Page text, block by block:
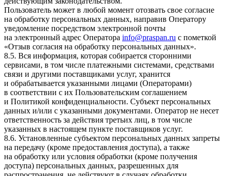
Пользователь может в любой момент отозвать свое согласие
на обработку персональных данных, направив Оператору
уведомление посредством электронной почты
на электронный адрес Оператора info@praspan.ru с пометкой
«Отзыв согласия на обработку персональных данных».
8.5. Вся информация, которая собирается сторонними
сервисами, в том числе платежными системами, средствами
связи и другими поставщиками услуг, хранится
и обрабатывается указанными лицами (Операторами)
в соответствии с их Пользовательским соглашением
и Политикой конфиденциальности. Субъект персональных
данных и/или с указанными документами. Оператор не несет
ответственность за действия третьих лиц, в том числе
указанных в настоящем пункте поставщиков услуг.
8.6. Установленные субъектом персональных данных запреты
на передачу (кроме предоставления доступа), а также
на обработку или условия обработки (кроме получения
доступа) персональных данных, разрешенных для